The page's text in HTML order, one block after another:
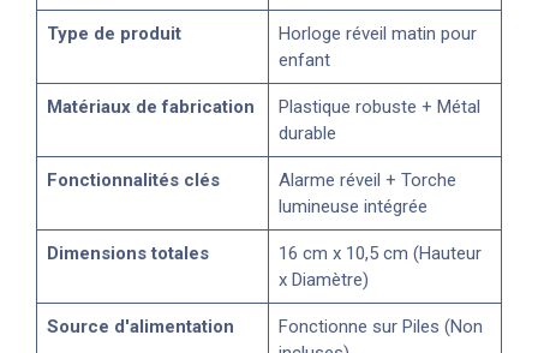
Type de produit
Horloge réveil matin pour
enfant
Matériaux de fabrication
Plastique robuste + Métal
durable
Fonctionnalités clés
Alarme réveil + Torche
lumineuse intégrée
Dimensions totales
16 cm x 10,5 cm (Hauteur
x Diamètre)
Source d'alimentation
Fonctionne sur Piles (Non